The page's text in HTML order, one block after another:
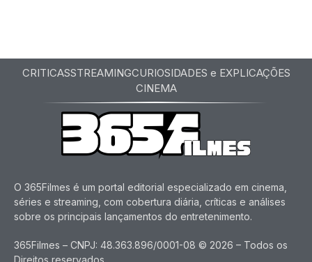
CRITICASSTREAMINGCURIOSIDADES e EXPLICAÇÕES
CINEMA
O 365Filmes é um portal editorial especializado em cinema,
séries e streaming, com cobertura diária, críticas e análises
sobre os principais lançamentos do entretenimento.
365Filmes – CNPJ: 48.363.896/0001-08 © 2026 – Todos os
Direitos reservados